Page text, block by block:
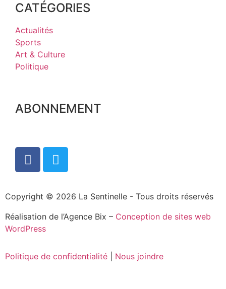
CATÉGORIES
Actualités
Sports
Art & Culture
Politique
ABONNEMENT
Copyright © 2026 La Sentinelle - Tous droits réservés
Réalisation de l’Agence Bix – Conception de sites web
WordPress
Politique de confidentialité Nous joindre